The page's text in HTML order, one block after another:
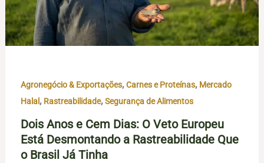
Agronegócio & Exportações,Carnes e Proteínas, Mercado
Halal, Rastreabilidade,Segurança de Alimentos
Dois Anos e Cem Dias: O Veto Europeu
Está Desmontando a Rastreabilidade Que
o Brasil Já Tinha